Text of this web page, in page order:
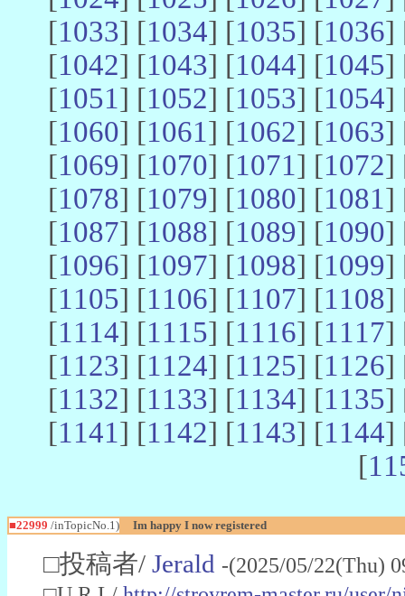
[1033] [1034] [1035] [1036]
[1042] [1043] [1044] [1045]
[1051] [1052] [1053] [1054]
[1060] [1061] [1062] [1063]
[1069] [1070] [1071] [1072]
[1078] [1079] [1080] [1081]
[1087] [1088] [1089] [1090]
[1096] [1097] [1098] [1099]
[1105] [1106] [1107] [1108]
[1114] [1115] [1116] [1117]
[1123] [1124] [1125] [1126]
[1132] [1133] [1134] [1135]
[1141] [1142] [1143] [1144]
[
■22999 /inTopicNo.1) Im happy I now registered
□投稿者/ Jerald -(2025/05/22(Thu)